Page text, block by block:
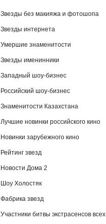
Звезды без макияжа и фотошопа
Звезды интернета
Умершие знаменитости
Звезды именинники
Западный шоу-бизнес
Российский шоу-бизнес
Знаменитости Казахстана
Лучшие новинки российского кино
Новинки зарубежного кино
Рейтинг звезд
Новости Дома 2
Шоу Холостяк
Фабрика звезд
Участники битвы экстрасенсов всех